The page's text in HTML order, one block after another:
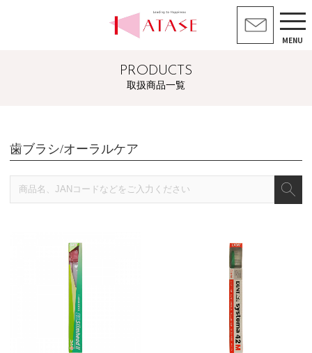
MENU
PRODUCTS
取扱商品一覧
歯ブラシ/オーラルケア